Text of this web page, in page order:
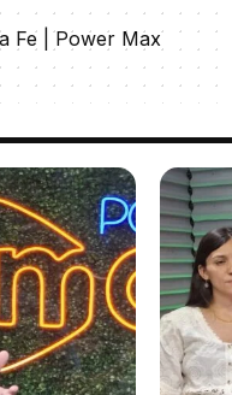
Fe | Power Max